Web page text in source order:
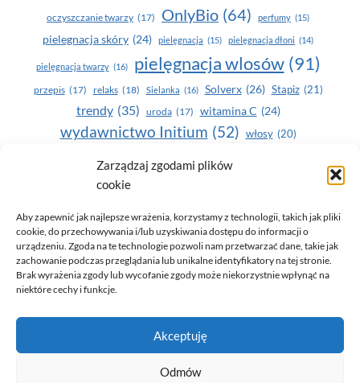
Zarządzaj zgodami plików
cookie
Aby zapewnić jak najlepsze wrażenia, korzystamy z technologii, takich jak pliki
cookie, do przechowywania i/lub uzyskiwania dostępu do informacji o
urządzeniu. Zgoda na te technologie pozwoli nam przetwarzać dane, takie jak
zachowanie podczas przeglądania lub unikalne identyfikatory na tej stronie.
Brak wyrażenia zgody lub wycofanie zgody może niekorzystnie wpłynąć na
niektóre cechy i funkcje.
Akceptuję
Odmów
oczyszczanie twarzy (17) OnlyBio (64) perfumy (15)
pielegnacja skóry (24) pielęgnacja (15) pielęgnacja dłoni (14)
pielęgnacja twarzy (16) pielęgnacja wlosów (91)
przepis (17) relaks (18) Sielanka (16) Solverx (26) Stapiz (21)
trendy (35) uroda (17) witamina C (24)
wydawnictwo Initium (52) włosy (20)
Yasumi(164) zdrowe zęby
zdrowie
© 2026 Only You - portal dla kobiet (uroda, moda, zdrowie)
opracowanie:AZDOBRESTRONY